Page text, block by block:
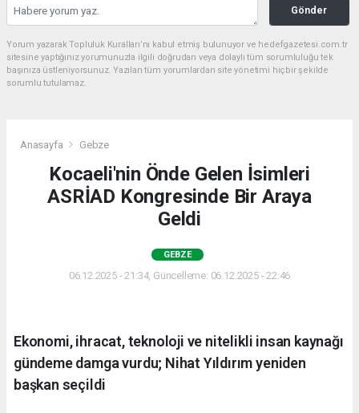
Gönder
Yorum yazarak Topluluk Kuralları’nı kabul etmiş bulunuyor ve hedefgazetesi.com.tr
sitesine yaptığınız yorumunuzla ilgili doğrudan veya dolaylı tüm sorumluluğu tek
başınıza üstleniyorsunuz. Yazılan tüm yorumlardan site yönetimi hiçbir şekilde
sorumlu tutulamaz.
Anasayfa Gebze
Kocaeli'nin Önde Gelen İsimleri
ASRİAD Kongresinde Bir Araya
Geldi
GEBZE
06.12.2025 - 21:34, Güncelleme: 06.12.2025 - 22:46
Ekonomi, ihracat, teknoloji ve nitelikli insan kaynağı
gündeme damga vurdu; Nihat Yıldırım yeniden
başkan seçildi